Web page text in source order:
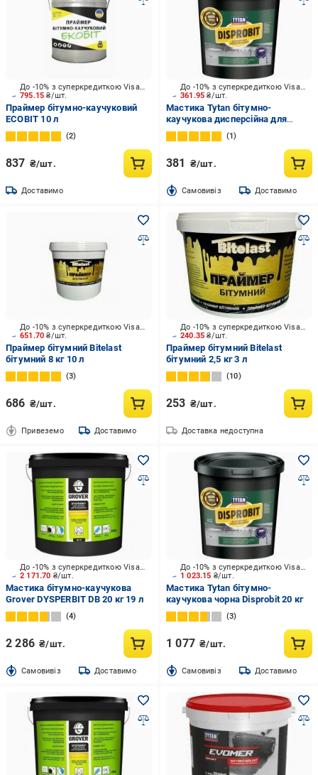
795.15₴/шт.
До -10% з суперкредиткою Visa Вигода
Праймер бітумно-каучуковий
ECOBIT 10 л
2
837 ₴/шт.
Доставимо
361.95₴/шт.
До -10% з суперкредиткою Visa Вигода
Мастика Tytan бітумно-
каучукова дисперсійна для
ремонту покрівлі та гідроізоляції
чорна Disprobit 5 кг
1
381 ₴/шт.
Cамовивіз Доставимо
651.70₴/шт.
До -10% з суперкредиткою Visa Вигода
Праймер бітумний Bitelast
бітумний 8 кг 10 л
3
686 ₴/шт.
Привеземо Доставимо
240.35₴/шт.
До -10% з суперкредиткою Visa Вигода
Праймер бітумний Bitelast
бітумний 2,5 кг 3 л
10
253 ₴/шт.
Доставка недоступна
2 171.70 ₴/шт.
До -10% з суперкредиткою Visa Вигода
Мастика бітумно-каучукова
Grover DYSPERBIT DB 20 кг 19 л
4
2 286 ₴/шт.
Cамовивіз Доставимо
1 023.15 ₴/шт.
До -10% з суперкредиткою Visa Вигода
Мастика Tytan бітумно-
каучукова чорна Disprobit 20 кг
3
1 077 ₴/шт.
Cамовивіз Доставимо